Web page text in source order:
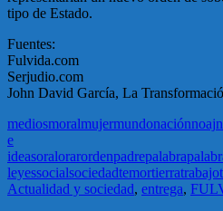
tipo de Estado.
Fuentes:
Fulvida.com
Serjudio.com
John David García, La
mediosmoralmujermundonaciónnoaj
e
ideasoralorarordenpadrepalabra
leyessocialsociedadtemortierratrabajo
Actualidad y sociedad, entrega,